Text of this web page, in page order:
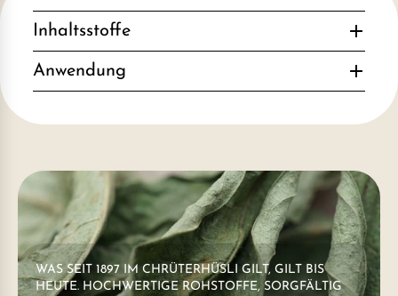
Inhaltsstoffe
Anwendung
WAS SEIT 1897 IM CHRÜTERHÜSLI GILT, GILT BIS
HEUTE. HOCHWERTIGE ROHSTOFFE, SORGFÄLTIG